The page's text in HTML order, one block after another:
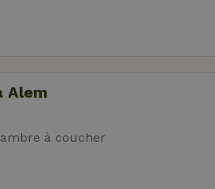
Alem
à coucher